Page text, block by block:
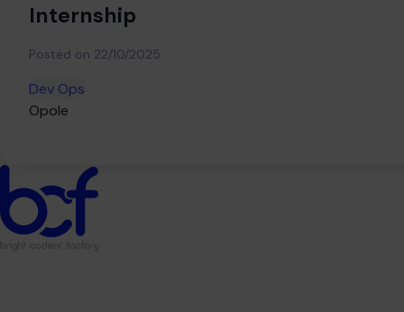
Internship
Posted on 22/10/2025
Dev Ops
Opole